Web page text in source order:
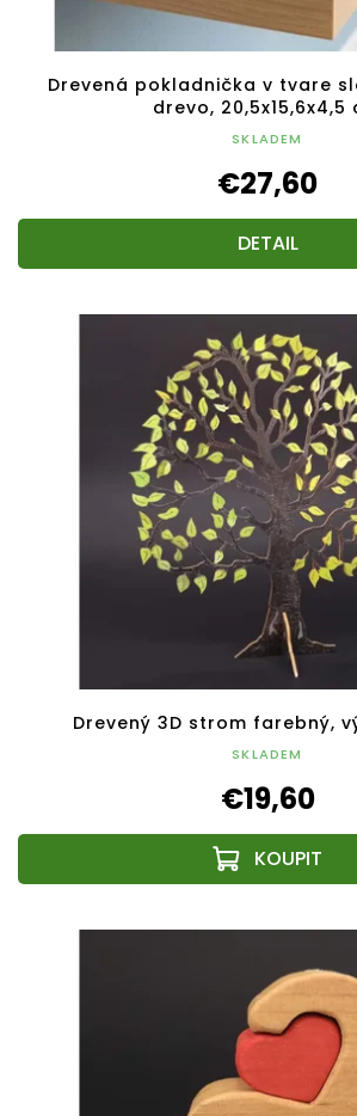
Drevená pokladnička v tvare
drevo, 20,5x15,6x4,5
SKLADEM
€27,60
DETAIL
Drevený 3D strom farebný,
SKLADEM
€19,60